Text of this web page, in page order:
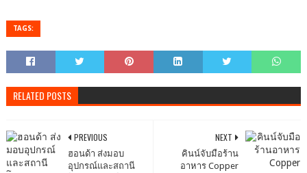
TAGS:
RELATED POSTS
NEXT
คินน์จับมือร้าน
อาหาร Copper
PREVIOUS
ฮอนด้า ส่งมอบ
อุปกรณ์และสถานี